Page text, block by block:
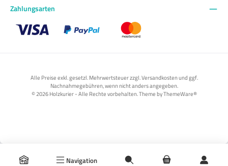
Navigation
Zahlungsarten
Alle Preise exkl. gesetzl. Mehrwertsteuer zzgl. Versandkosten und ggf.
Nachnahmegebühren, wenn nicht anders angegeben.
© 2026 Holzkurier - Alle Rechte vorbehalten. Theme byThemeWare®